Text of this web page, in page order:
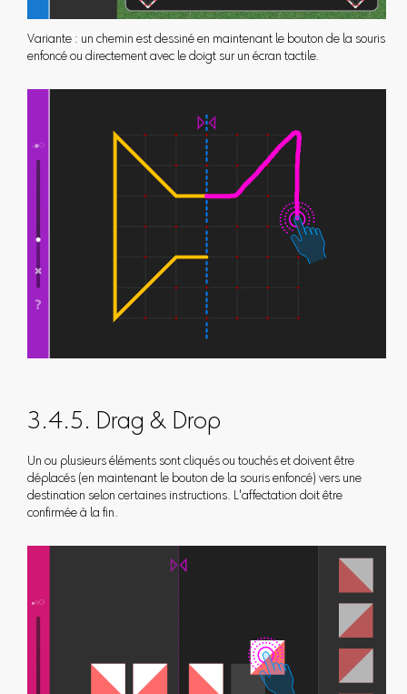
Variante : un chemin est dessiné en maintenant le bouton de la souris
enfoncé ou directement avec le doigt sur un écran tactile.
3.4.5. Drag & Drop
Un ou plusieurs éléments sont cliqués ou touchés et doivent être
déplacés (en maintenant le bouton de la souris enfoncé) vers une
destination selon certaines instructions. L'affectation doit être
confirmée à la fin.